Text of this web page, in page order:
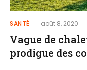
SANTÉ août 8, 2020
Vague de
prodigue des